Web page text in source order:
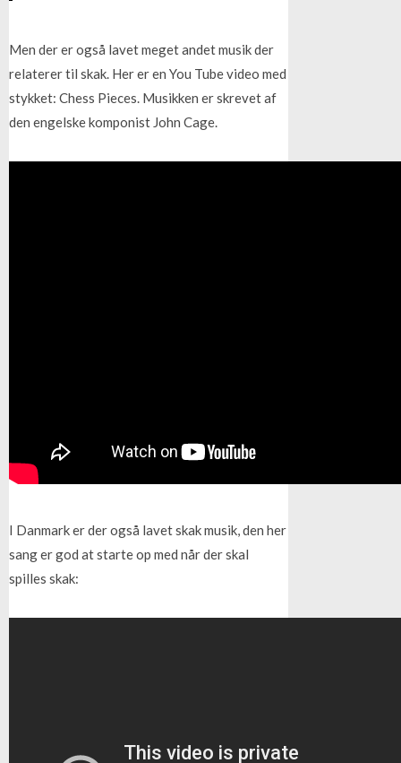
Men der er også lavet meget andet musik der
relaterer til skak. Her er en You Tube video med
stykket: Chess Pieces. Musikken er skrevet af
den engelske komponist John Cage.
I Danmark er der også lavet skak musik, den her
sang er god at starte op med når der skal
spilles skak: